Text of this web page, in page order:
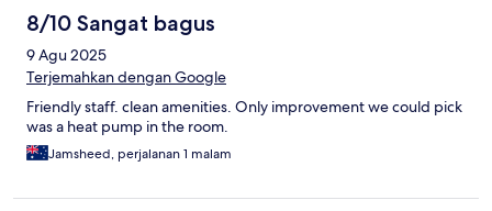
8/10 Sangat bagus
9 Agu 2025
Terjemahkan dengan Google
Friendly staff. clean amenities. Only improvement we could pick
was a heat pump in the room.
Jamsheed, perjalanan 1 malam